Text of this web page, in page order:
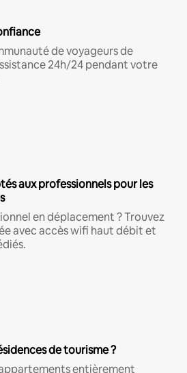
de voyageurs de
24h/24 pendant votre
aux professionnels pour les
en déplacement ? Trouvez
avec accès wifi haut débit et
de tourisme ?
entièrement